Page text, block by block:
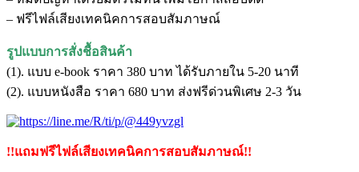
– ฟรีไฟล์เสียงเทคนิคการสอบสัมภาษณ์
รูปแบบการสั่งชื้อสินค้า
(1). แบบ e-book ราคา 380 บาท ได้รับภายใน 5-20 นาที
(2). แบบหนังสือ ราคา 680 บาท ส่งฟรีด่วนพิเศษ 2-3 วัน
!!แถมฟรีไฟล์เสียงเทคนิคการสอบสัมภาษณ์!!